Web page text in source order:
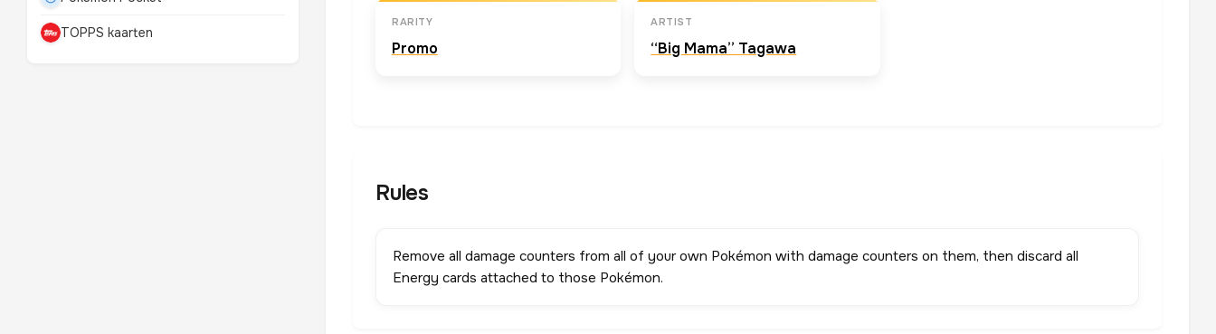
TOPPS kaarten
RARITY
Promo
ARTIST
“Big Mama” Tagawa
Rules
Remove all damage counters from all of your own Pokémon with damage counters on them, then discard all
Energy cards attached to those Pokémon.